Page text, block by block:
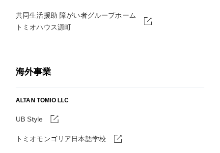
共同生活援助 障がい者グループホーム
トミオハウス源町
海外事業
ALTAN TOMIO LLC
UB Style
トミオモンゴリア日本語学校